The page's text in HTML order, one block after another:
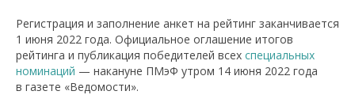
Регистрация и заполнение анкет на рейтинг заканчивается
1 июня 2022 года. Официальное оглашение итогов
рейтинга и публикация победителей всех специальных
номинаций — накануне ПМэФ утром 14 июня 2022 года
в газете «Ведомости».